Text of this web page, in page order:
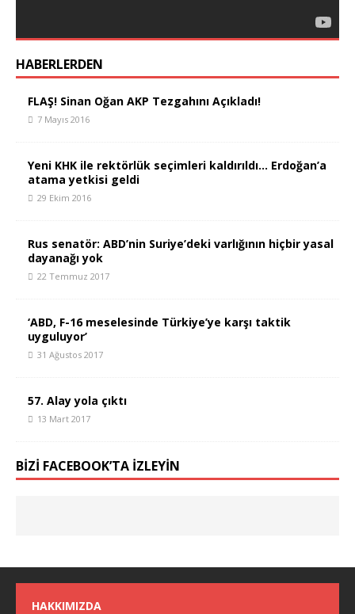
HABERLERDEN
FLAŞ! Sinan Oğan AKP Tezgahını Açıkladı!
7 Mayıs 2016
Yeni KHK ile rektörlük seçimleri kaldırıldı… Erdoğan’a
atama yetkisi geldi
29 Ekim 2016
Rus senatör: ABD’nin Suriye’deki varlığının hiçbir yasal
dayanağı yok
22 Temmuz 2017
‘ABD, F-16 meselesinde Türkiye’ye karşı taktik
uyguluyor’
31 Ağustos 2017
57. Alay yola çıktı
13 Mart 2017
BIZI FACEBOOK’TA İZLEYIN
HAKKIMIZDA